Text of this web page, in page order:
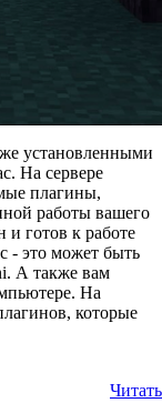
установленными
На сервере
плагины,
работы вашего
и готов к работе
- это может быть
А также вам
На
которые
Читать